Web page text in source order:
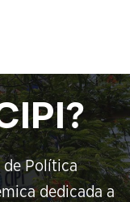
de Política
dedicada a